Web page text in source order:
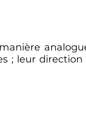
; leur